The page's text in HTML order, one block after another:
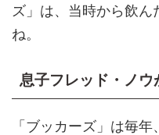
ズ」は、当時から飲
ね。
息子フレッド・ノ
「ブッカーズ」は毎